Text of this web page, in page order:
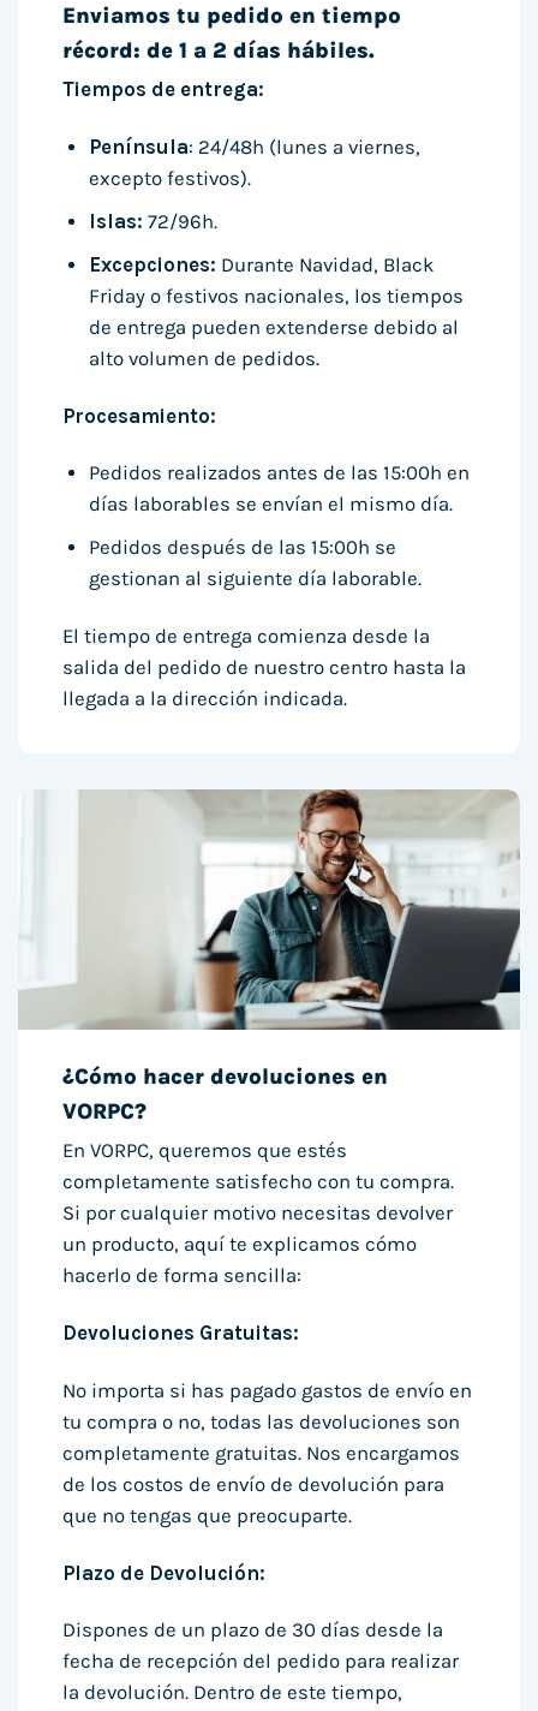
Enviamos tu pedido en tiempo
récord: de 1 a 2 días hábiles.
Tiempos de entrega:
Península: 24/48h (lunes a viernes,
excepto festivos).
Islas: 72/96h.
Excepciones: Durante Navidad, Black
Friday o festivos nacionales, los tiempos
de entrega pueden extenderse debido al
alto volumen de pedidos.
Procesamiento:
Pedidos realizados antes de las 15:00h en
días laborables se envían el mismo día.
Pedidos después de las 15:00h se
gestionan al siguiente día laborable.
El tiempo de entrega comienza desde la
salida del pedido de nuestro centro hasta la
llegada a la dirección indicada.
¿Cómo hacer devoluciones en
VORPC?
En VORPC, queremos que estés
completamente satisfecho con tu compra.
Si por cualquier motivo necesitas devolver
un producto, aquí te explicamos cómo
hacerlo de forma sencilla:
Devoluciones Gratuitas:
No importa si has pagado gastos de envío en
tu compra o no, todas las devoluciones son
completamente gratuitas. Nos encargamos
de los costos de envío de devolución para
que no tengas que preocuparte.
Plazo de Devolución:
Dispones de un plazo de 30 días desde la
fecha de recepción del pedido para realizar
la devolución. Dentro de este tiempo,